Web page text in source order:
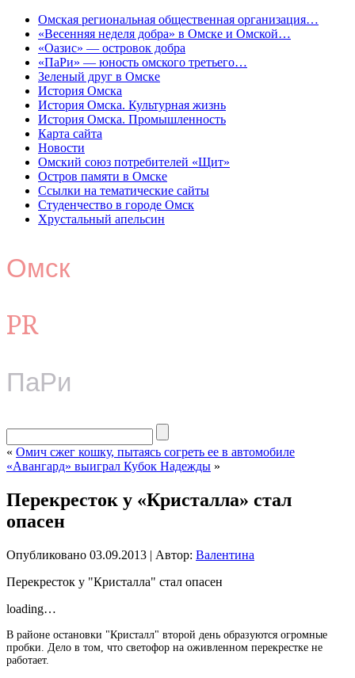
Омская региональная общественная организация…
«Весенняя неделя добра» в Омске и Омской…
«Оазис» — островок добра
«ПаРи» — юность омского третьего…
Зеленый друг в Омске
История Омска
История Омска. Культурная жизнь
История Омска. Промышленность
Карта сайта
Новости
Омский союз потребителей «Щит»
Остров памяти в Омске
Ссылки на тематические сайты
Студенчество в городе Омск
Хрустальный апельсин
Омск
PR
ПаРи
« Омич сжег кошку, пытаясь согреть ее в автомобиле
«Авангард» выиграл Кубок Надежды »
Перекресток у «Кристалла» стал
опасен
Опубликовано 03.09.2013 | Автор: Валентина
Перекресток у "Кристалла" стал опасен
loading…
В районе остановки "Кристалл" второй день образуются огромные
пробки. Дело в том, что светофор на оживленном перекрестке не
работает.